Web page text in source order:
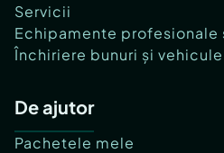
Servicii
Echipamente profesionale
Închiriere bunuri și vehicule
De ajutor
Pachetele mele